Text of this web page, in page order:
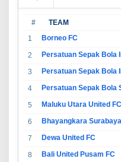
# TEAM
1 Borneo FC
2
3
4
Persatuan Sepak Bola
5
Maluku Utara United FC
6
Bhayangkara
7
Dewa United FC
8
Bali United Pusam FC